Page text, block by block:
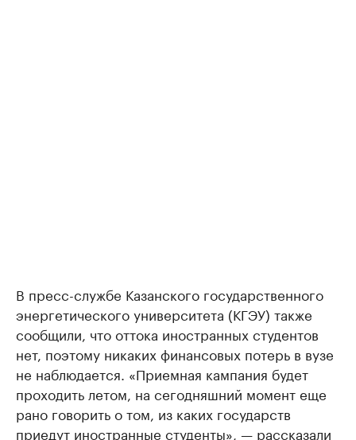
В пресс-службе Казанского государственного
энергетического университета (КГЭУ) также
сообщили, что оттока иностранных студентов
нет, поэтому никаких финансовых потерь в вузе
не наблюдается. «Приемная кампания будет
проходить летом, на сегодняшний момент еще
рано говорить о том, из каких государств
приедут иностранные студенты», — рассказали